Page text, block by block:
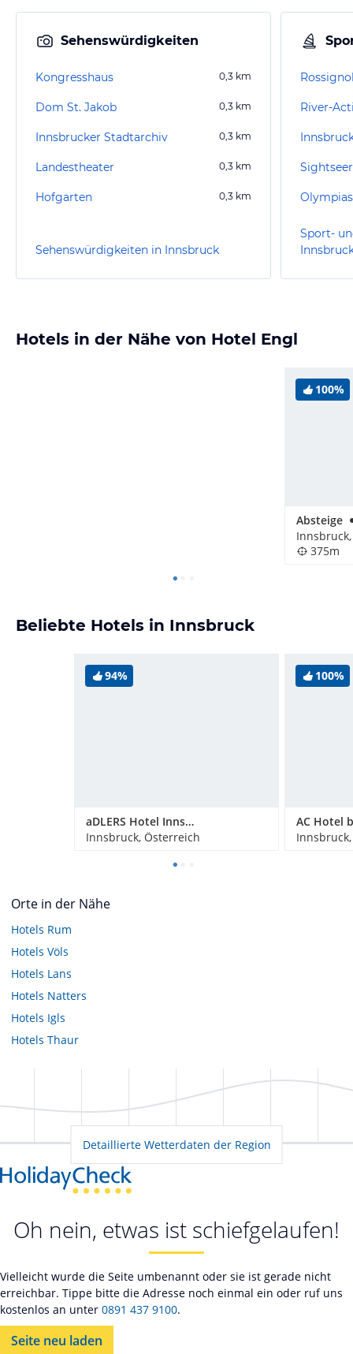
Sehenswürdigkeiten
Kongresshaus 0,3 km
Dom St. Jakob 0,3 km
Innsbrucker Stadtarchiv 0,3 km
Landestheater 0,3 km
Hofgarten 0,3 km
Sehenswürdigkeiten in Innsbruck
River-
Sightseer
Sport-
Hotels in der Nähe von Hotel Engl
100%
Absteige
375m
Beliebte Hotels in Innsbruck
94%
aDLERS Hotel Innsbruck
Innsbruck, Österreich
100%
Orte in der Nähe
Hotels Rum
Hotels Völs
Hotels Lans
Hotels Natters
Hotels Igls
Hotels Thaur
Detaillierte Wetterdaten der Region
Oh nein, etwas ist schiefgelaufen!
Vielleicht wurde die Seite umbenannt oder sie ist gerade nicht
erreichbar. Tippe bitte die Adresse noch einmal ein oder ruf uns
kostenlos an unter 0891 437 9100.
Seite neu laden